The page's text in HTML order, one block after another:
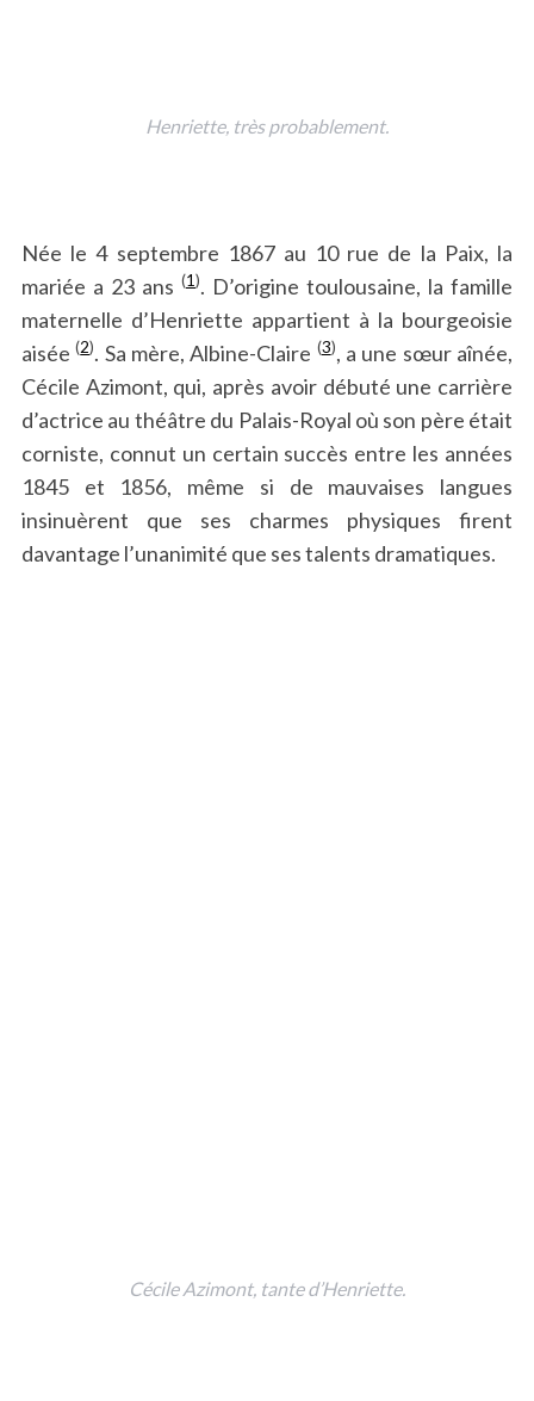
Henriette, très probablement.
Née le 4 septembre 1867 au 10 rue de la Paix, la
mariée a 23 ans (1). D’origine toulousaine, la famille
maternelle d’Henriette appartient à la bourgeoisie
aisée(2). Sa mère, Albine-Claire (3), a une sœur aînée,
Cécile Azimont, qui, après avoir débuté une carrière
d’actrice au théâtre du Palais-Royal où son père était
corniste, connut un certain succès entre les années
1845 et 1856, même si de mauvaises langues
insinuèrent que ses charmes physiques firent
davantage l’unanimité que ses talents dramatiques.
Cécile Azimont, tante d’Henriette.